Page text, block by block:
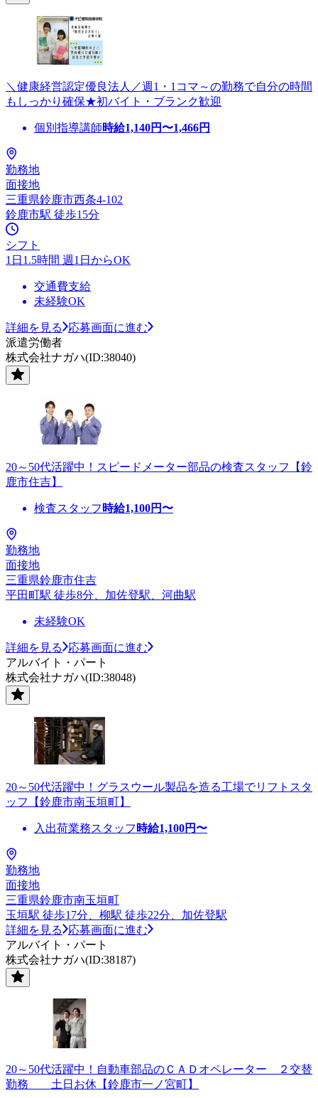
＼健康経営認定優良法人／週1・1コマ～の勤務で自分の時間
もしっかり確保★初バイト・ブランク歓迎
個別指導講師時給1,140円〜1,466円
勤務地
面接地
三重県鈴鹿市西条4-102
鈴鹿市駅 徒歩15分
シフト
1日1.5時間 週1日からOK
交通費支給
未経験OK
詳細を見る
応募画面に進む
派遣労働者
株式会社ナガハ(ID:38040)
20～50代活躍中！スピードメーター部品の検査スタッフ【鈴
鹿市住吉】
検査スタッフ 時給1,100円〜
勤務地
面接地
三重県鈴鹿市住吉
平田町駅 徒歩8分、加佐登駅、河曲駅
未経験OK
詳細を見る
応募画面に進む
アルバイト・パート
株式会社ナガハ(ID:38048)
20～50代活躍中！グラスウール製品を造る工場でリフトスタ
ッフ【鈴鹿市南玉垣町】
入出荷業務スタッフ 時給1,100円〜
勤務地
面接地
三重県鈴鹿市南玉垣町
玉垣駅 徒歩17分、柳駅 徒歩22分、加佐登駅
詳細を見る
応募画面に進む
アルバイト・パート
株式会社ナガハ(ID:38187)
20～50代活躍中！自動車部品のＣＡＤオペレーター ２交替
勤務 土日お休【鈴鹿市一ノ宮町】